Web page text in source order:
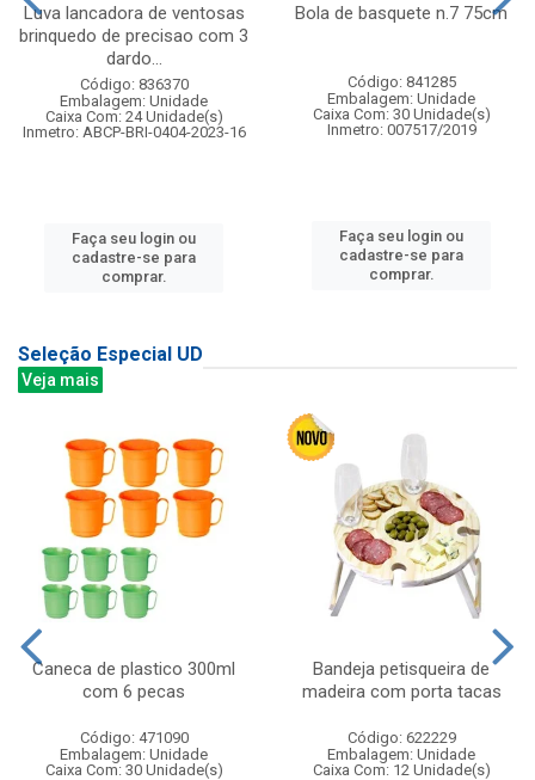
Luva lancadora de ventosas
brinquedo de precisao com 3
dardo...
Código: 836370
Embalagem: Unidade
Caixa Com: 24 Unidade(s)
Inmetro: ABCP-BRI-0404-2023-16
Faça seu login ou
cadastre-se para
comprar.
Bola de basquete n.7 75cm
Código: 841285
Embalagem: Unidade
Caixa Com: 30 Unidade(s)
Inmetro: 007517/2019
Faça seu login ou
cadastre-se para
comprar.
Seleção Especial UD
Veja mais
Caneca de plastico 300ml
com 6 pecas
Código: 471090
Embalagem: Unidade
Caixa Com: 30 Unidade(s)
Bandeja petisqueira de
madeira com porta tacas
Código: 622229
Embalagem: Unidade
Caixa Com: 12 Unidade(s)